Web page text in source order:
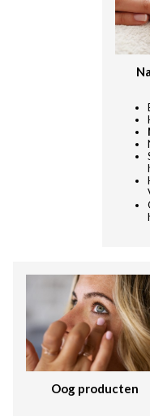
Oog producten